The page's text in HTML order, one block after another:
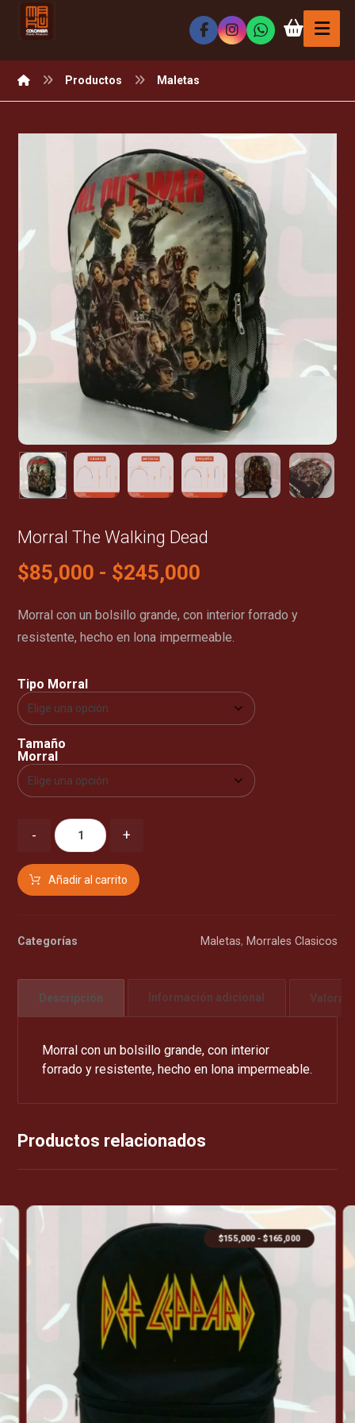
Productos Maletas
Morral The Walking Dead
$85,000 - $245,000
Morral con un bolsillo grande, con interior forrado y
resistente, hecho en lona impermeable.
Tipo Morral
Tamaño
Morral
- +
Añadir al carrito
Categorías Maletas, Morrales Clasicos
Descripción Información adicional
Morral con un bolsillo grande, con interior
forrado y resistente, hecho en lona impermeable.
Productos relacionados
$155,000 - $165,000